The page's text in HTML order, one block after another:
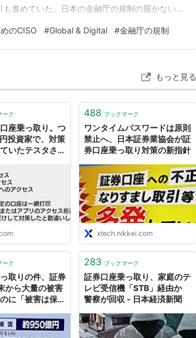
進めていた。日本の金融庁の規制の届かないと
してくれた。 ・犯罪者は、金融庁の目の届か
てお…
のCISO #Global & Digital #金融庁の規制
もっと見る
ーク
座乗っ取り。つ
投資家で、対策
いたテスタさん
488 ブックマーク
ワンタイムパスワードは原則
禁止へ、日本証券業協会が証
券口座乗っ取り対策の新指針
xtech.nikkei.com
ーク
取りの件、証券
から大量の被害
に「被害は保障
た結果ついに被
を始めることに
283 ブックマーク
証券口座乗っ取り、家庭のテ
レビ受信機「STB」経由か
警察が回収 - 日本経済新聞